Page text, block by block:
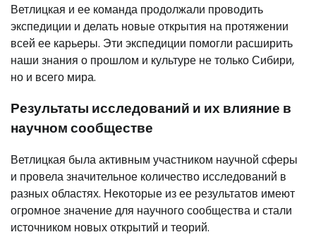
Ветлицкая и ее команда продолжали проводить
экспедиции и делать новые открытия на протяжении
всей ее карьеры. Эти экспедиции помогли расширить
наши знания о прошлом и культуре не только Сибири,
но и всего мира.
Результаты исследований и их влияние в
научном сообществе
Ветлицкая была активным участником научной сферы
и провела значительное количество исследований в
разных областях. Некоторые из ее результатов имеют
огромное значение для научного сообщества и стали
источником новых открытий и теорий.